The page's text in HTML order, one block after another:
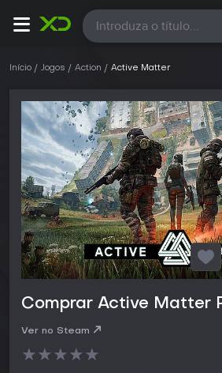
Todas
Início Jogos Action Active Matter
Comprar Active Matter
Ver no Steam
★★★★★